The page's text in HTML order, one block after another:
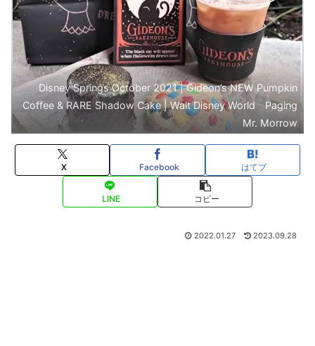
Disney Springs October 2021 | Gideon’s NEW Pumpkin
Coffee & RARE Shadow Cake | Walt Disney World Paging
Mr. Morrow
X Facebook はてブ
LINE コピー
2022.01.27 2023.09.28